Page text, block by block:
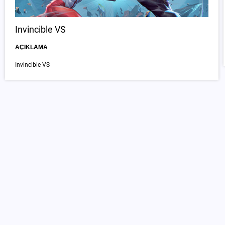
Invincible VS
AÇIKLAMA
Invincible VS